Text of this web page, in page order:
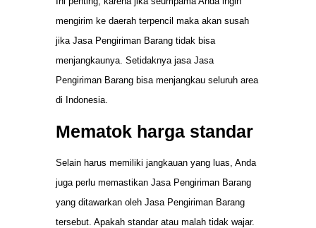
mengirim ke daerah terpencil maka akan susah
jika Jasa Pengiriman Barang tidak bisa
menjangkaunya. Setidaknya jasa Jasa
Pengiriman Barang bisa menjangkau seluruh area
di Indonesia.
Mematok harga standar
Selain harus memiliki jangkauan yang luas, Anda
juga perlu memastikan Jasa Pengiriman Barang
yang ditawarkan oleh Jasa Pengiriman Barang
tersebut. Apakah standar atau malah tidak wajar.